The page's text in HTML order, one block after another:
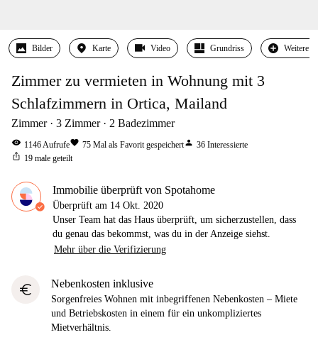
Bilder Karte Video Grundriss Weitere
Zimmer zu vermieten in Wohnung mit 3
Schlafzimmern in Ortica, Mailand
Zimmer 3 Zimmer 2 Badezimmer
visibility 1146Aufrufefavorite 75 Mal als Favorit gespeichertperson 36 Interessierte
ios_share 19 male geteilt
Immobilie überprüft von Spotahome
Überprüft am 14 Okt. 2020
Unser Team hat das Haus überprüft, um sicherzustellen, dass
du genau das bekommst, was du in der Anzeige siehst.
Mehr über die Verifizierung
euro Nebenkosten inklusive
Sorgenfreies Wohnen mit inbegriffenen Nebenkosten – Miete
und Betriebskosten in einem für ein unkompliziertes
Mietverhältnis.